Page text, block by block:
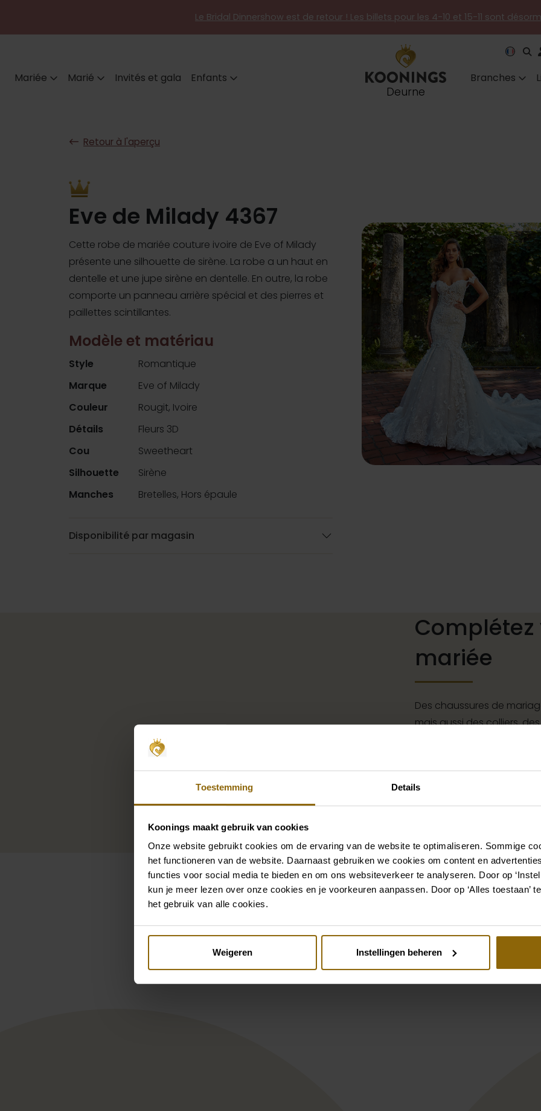
Toestemming Details
Koonings maakt gebruik van cookies
Onze website gebruikt cookies om de ervaring van de website te optimaliseren. Sommige
het functioneren van de website. Daarnaast gebruiken we cookies om content en
functies voor social media te bieden en om ons websiteverkeer te analyseren. Door op
kun je meer lezen over onze cookies en je voorkeuren aanpassen. Door op ‘Alles toestaan’
het gebruik van alle cookies.
Weigeren Instellingen beheren
Le Bridal Dinnershow est de retour ! Les billets pour les 4-10 et 15-11 sont
Mariée Marié Invités et gala Enfants
Deurne
Branches
Retour à l'aperçu
Eve de Milady 4367
Cette robe de mariée couture ivoire de Eve of Milady
présente une silhouette de sirène. La robe a un haut en
dentelle et une jupe sirène en dentelle. En outre, la robe
comporte un panneau arrière spécial et des pierres et
paillettes scintillantes.
Modèle et matériau
Style
Romantique
Marque
Eve of Milady
Couleur
Rougit, Ivoire
Détails
Fleurs 3D
Cou
Sweetheart
Silhouette
Sirène
Manches
Bretelles, Hors épaule
Disponibilité par magasin
mariée
Des chaussures de
mais aussi des colliers,
complet que s'il est
boutique d'accessoires
parfait pour votre robe
Voir aussi
Ramona Koonings Couture KN2364 Grenade
Pinterest
Adriana Alier Delphe
Pinterest
Enzoani Blue